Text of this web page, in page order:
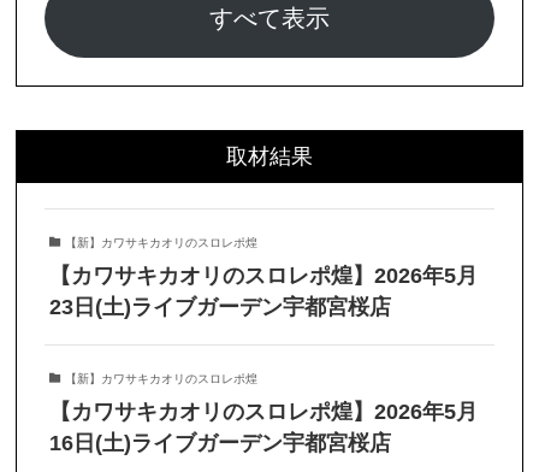
すべて表示
取材結果
【新】カワサキカオリのスロレポ煌
【カワサキカオリのスロレポ煌】2026年5月
23日(土)ライブガーデン宇都宮桜店
【新】カワサキカオリのスロレポ煌
【カワサキカオリのスロレポ煌】2026年5月
16日(土)ライブガーデン宇都宮桜店